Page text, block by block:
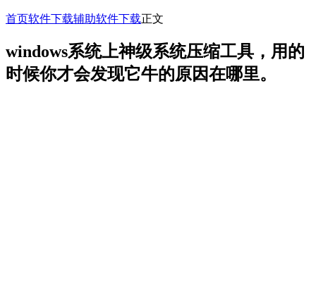
首页软件下载辅助软件下载正文
windows系统上神级系统压缩工具，用的
时候你才会发现它牛的原因在哪里。